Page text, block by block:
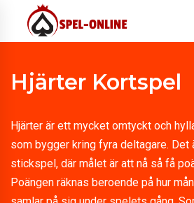
Hjärter Kortspel
Hjärter är ett mycket omtyckt och
som bygger kring fyra deltagare. Det
stickspel, där målet är att nå så få
Poängen räknas beroende på hur